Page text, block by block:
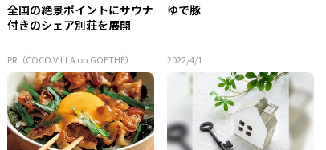
全国の絶景ポイントにサウナ
付きのシェア別荘を展開
PR（COCO VILLA on GOETHE）
ゆで豚
2022/4/1